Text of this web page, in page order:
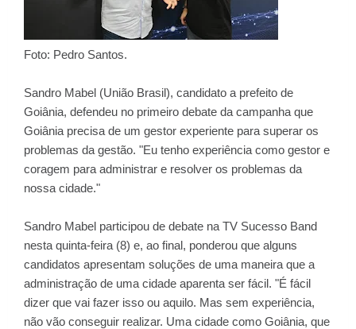
Foto: Pedro Santos.
Sandro Mabel (União Brasil), candidato a prefeito de
Goiânia, defendeu no primeiro debate da campanha que
Goiânia precisa de um gestor experiente para superar os
problemas da gestão. "Eu tenho experiência como gestor e
coragem para administrar e resolver os problemas da
nossa cidade."
Sandro Mabel participou de debate na TV Sucesso Band
nesta quinta-feira (8) e, ao final, ponderou que alguns
candidatos apresentam soluções de uma maneira que a
administração de uma cidade aparenta ser fácil. "É fácil
dizer que vai fazer isso ou aquilo. Mas sem experiência,
não vão conseguir realizar. Uma cidade como Goiânia, que